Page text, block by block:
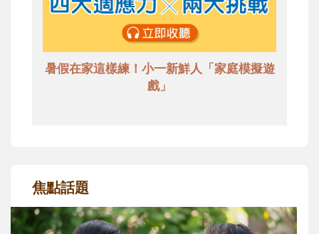
暑假在家這樣練！小一新鮮人「家庭模擬遊
戲」
焦點話題